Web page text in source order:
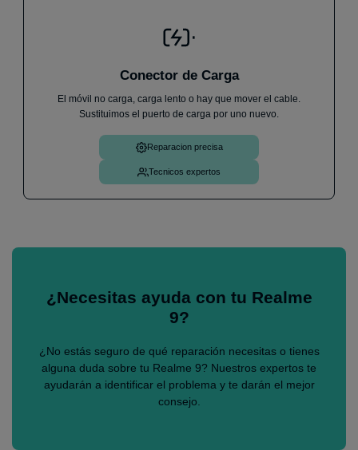
Conector de Carga
El móvil no carga, carga lento o hay que mover el cable.
Sustituimos el puerto de carga por uno nuevo.
Reparacion precisa
Tecnicos expertos
¿Necesitas ayuda con tu Realme
9?
¿No estás seguro de qué reparación necesitas o tienes
alguna duda sobre tu Realme 9? Nuestros expertos te
ayudarán a identificar el problema y te darán el mejor
consejo.